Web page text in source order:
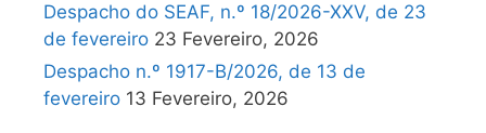
Despacho do SEAF, n.º 18/2026-XXV, de 23
de fevereiro 23 Fevereiro, 2026
Despacho n.º 1917-B/2026, de 13 de
fevereiro 13 Fevereiro, 2026